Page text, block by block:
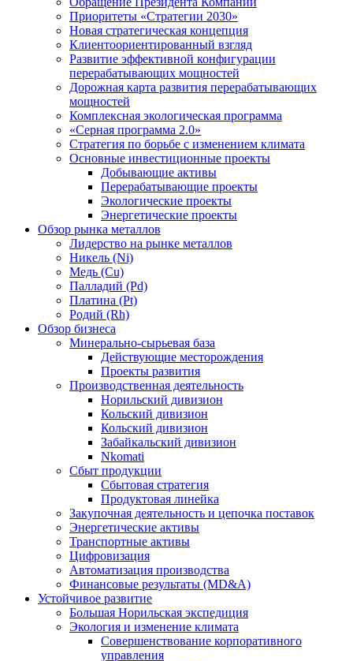
Приоритеты «Стратегии 2030»
Новая стратегическая концепция
Клиентоориентированный взгляд
Развитие эффективной конфигурации
перерабатывающих мощностей
Дорожная карта развития перерабатывающих
мощностей
Комплексная экологическая программа
«Серная программа 2.0»
Стратегия по борьбе с изменением климата
Основные инвестиционные проекты
Добывающие активы
Перерабатывающие проекты
Экологические проекты
Энергетические проекты
Обзор рынка металлов
Лидерство на рынке металлов
Никель (Ni)
Медь (Cu)
Палладий (Pd)
Платина (Pt)
Родий (Rh)
Обзор бизнеса
Минерально-сырьевая база
Действующие месторождения
Проекты развития
Производственная деятельность
Норильский дивизион
Кольский дивизион
Кольский дивизион
Забайкальский дивизион
Nkomati
Сбыт продукции
Сбытовая стратегия
Продуктовая линейка
Закупочная деятельность и цепочка поставок
Энергетические активы
Транспортные активы
Цифровизация
Автоматизация производства
Финансовые результаты (MD&A)
Устойчивое развитие
Большая Норильская экспедиция
Экология и изменение климата
Совершенствование корпоративного
управления